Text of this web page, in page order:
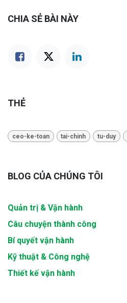
CHIA SẺ BÀI NÀY
THẺ
ceo-ke-toan tai-chinh tu-duy
BLOG CỦA CHÚNG TÔI
Quản trị & Vận hành
Câu chuyện thành công
Bí quyết vận hành
Kỹ thuật & Công nghệ
Thiết kế vận hành